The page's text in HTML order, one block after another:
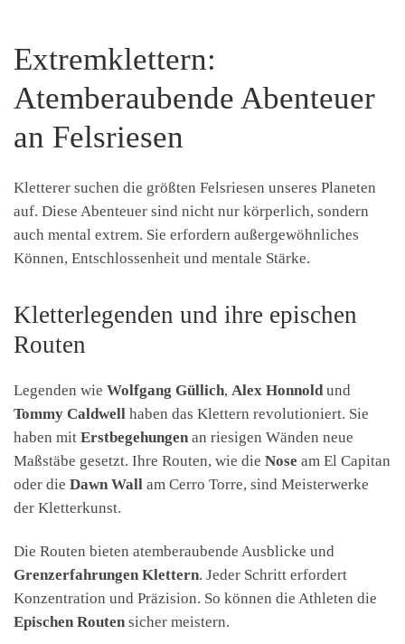
Extremklettern:
Atemberaubende Abenteuer
an Felsriesen
Kletterer suchen die größten Felsriesen unseres Planeten
auf. Diese Abenteuer sind nicht nur körperlich, sondern
auch mental extrem. Sie erfordern außergewöhnliches
Können, Entschlossenheit und mentale Stärke.
Kletterlegenden und ihre epischen
Routen
Legenden wie Wolfgang Güllich, Alex Honnoldund
Tommy Caldwell haben das Klettern revolutioniert. Sie
haben mit Erstbegehungen an riesigen Wänden neue
Maßstäbe gesetzt. Ihre Routen, wie die Nose am El Capitan
oder die Dawn Wall am Cerro Torre, sind Meisterwerke
der Kletterkunst.
Die Routen bieten atemberaubende Ausblicke und
Grenzerfahrungen Klettern. Jeder Schritt erfordert
Konzentration und Präzision. So können die Athleten die
Epischen Routen sicher meistern.